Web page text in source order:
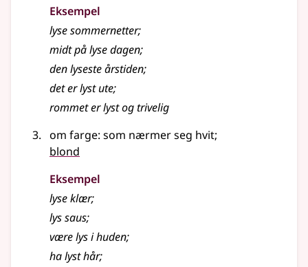
Eksempel
lysesommernetter;
midt pålysedagen;
denlysesteårstiden;
det erlystute;
rommet erlystog trivelig
om farge: som nærmer seg hvit;
blond
Eksempel
lyseklær;
lyssaus;
værelysi huden;
halysthår;